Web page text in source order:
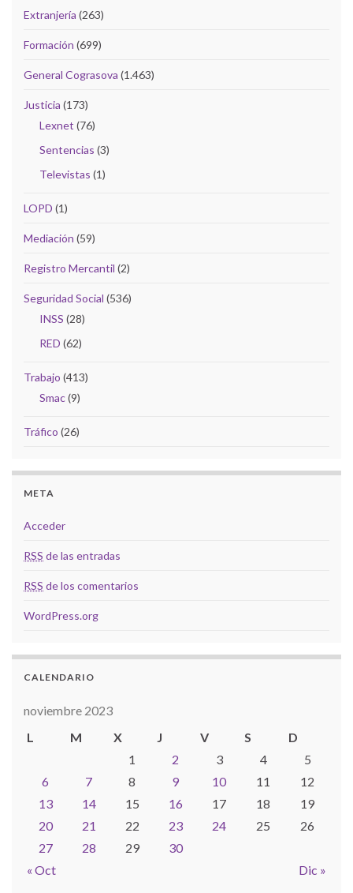
Extranjería (263)
Formación (699)
General Cograsova (1.463)
Justicia (173)
Lexnet (76)
Sentencias (3)
Televistas (1)
LOPD (1)
Mediación (59)
Registro Mercantil (2)
Seguridad Social (536)
INSS (28)
RED (62)
Trabajo (413)
Smac(9)
Tráfico (26)
META
Acceder
RSS de las entradas
RSS de los comentarios
WordPress.org
CALENDARIO
noviembre 2023
L
M X J V S D
« Oct Dic »
1 2 3 4
5
6
7 8 9 10 11
12
13
14 15 16 17 18
19
20
21 22 23 24 25
26
27
28 29 30